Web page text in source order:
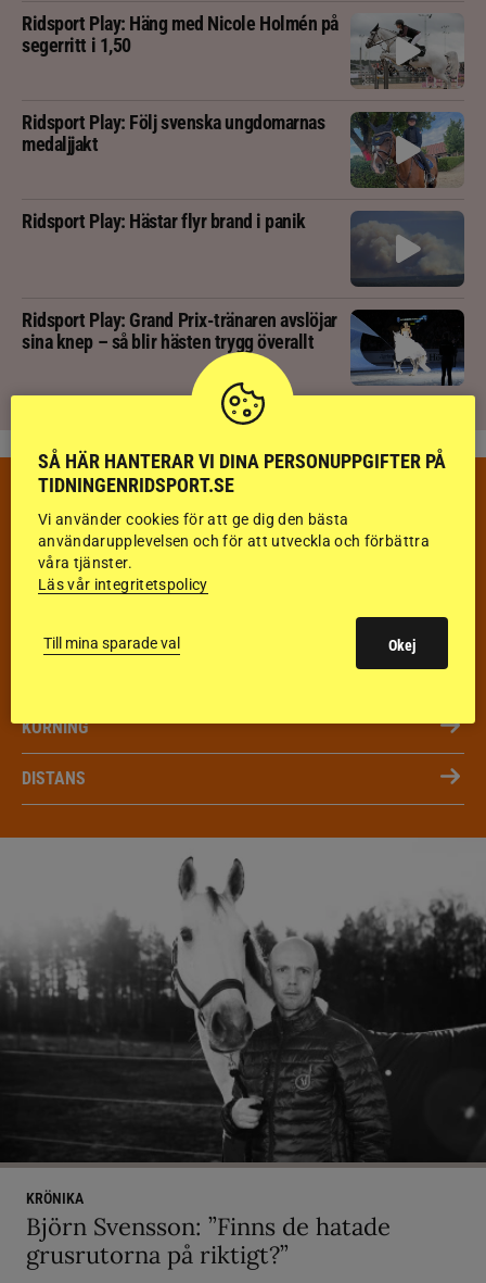
Ridsport Play: Häng med Nicole Holmén på
segerritt i 1,50
Ridsport Play: Följ svenska ungdomarnas
medaljjakt
Ridsport Play: Hästar flyr brand i panik
Ridsport Play: Grand Prix-tränaren avslöjar
sina knep – så blir hästen trygg överallt
VECKANS TÄVLINGAR & RESULTAT
VECKA 32
HOPPNING
KÖRNING
DISTANS
KRÖNIKA
Björn Svensson: ”Finns de hatade
grusrutorna på riktigt?”
SÅ HÄR HANTERAR VI DINA PERSONUPPGIFTER PÅ
TIDNINGENRIDSPORT.SE
Vi använder cookies för att ge dig den bästa
användarupplevelsen och för att utveckla och förbättra
våra tjänster.
Läs vår integritetspolicy
Till mina sparade val Okej